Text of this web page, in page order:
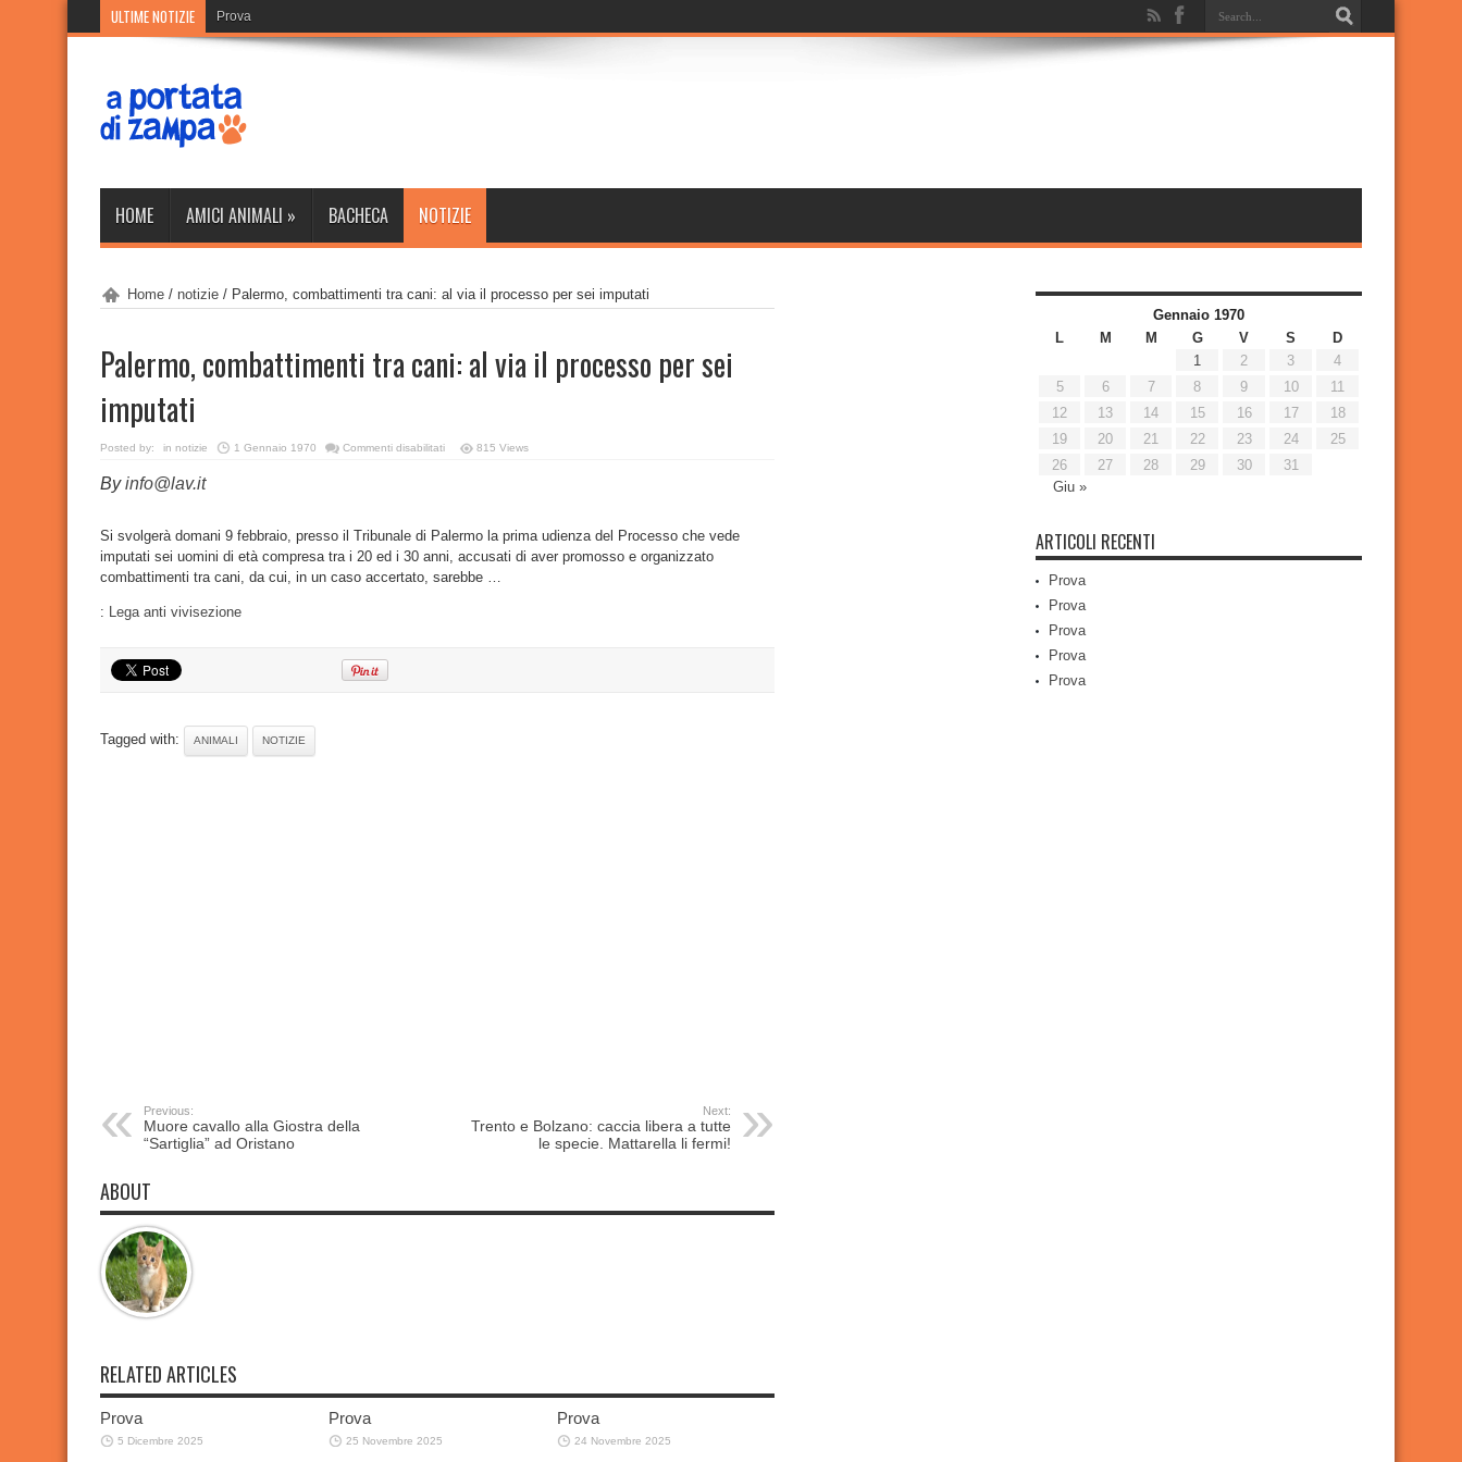
ULTIME NOTIZIE Prova
HOME AMICI ANIMALI » BACHECA NOTIZIE
Home / notizie / Palermo, combattimenti tra cani: al via il processo per sei imputati
Palermo, combattimenti tra cani: al via il processo per sei
imputati
Posted by: in notizie 1 Gennaio 1970 Commenti disabilitatisu
processo
per
sei
imputati
815 Views
Byinfo@lav.it
Si svolgerà domani 9 febbraio, presso il Tribunale di Palermo la prima udienza del Processo che vede
imputati sei uomini di età compresa tra i 20 ed i 30 anni, accusati di aver promosso e organizzato
combattimenti tra cani, da cui, in un caso accertato, sarebbe …
: Lega anti vivisezione
Tagged with: ANIMALI NOTIZIE
Previous:
Muore cavallo alla Giostra della
“Sartiglia” ad Oristano
Next:
Trento e Bolzano: caccia libera a tutte
le specie. Mattarella li fermi!
ABOUT
RELATED ARTICLES
Prova
5 Dicembre 2025
Prova
25 Novembre 2025
Prova
24 Novembre 2025
Gennaio 1970
L
M M G V S
D
1
2 3
4
5
6 7 8 9 10
11
12
13 14 15 16 17
18
19
20 21 22 23 24
25
26
27 28 29 30
31
Giu »
ARTICOLI RECENTI
Prova
Prova
Prova
Prova
Prova